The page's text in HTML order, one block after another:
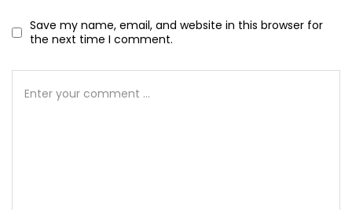
Save my name, email, and website in this browser for
the next time I comment.